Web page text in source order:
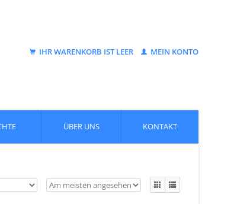
IHR WARENKORB IST LEER MEIN KONTO
ÜBER UNS KONTAKT